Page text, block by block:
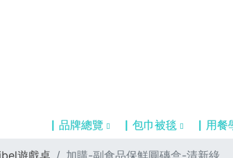
▏品牌總覽 ▏包巾被毯 ▏用餐
遊戲桌 加購-副食品保鮮圓磚盒-清新綠